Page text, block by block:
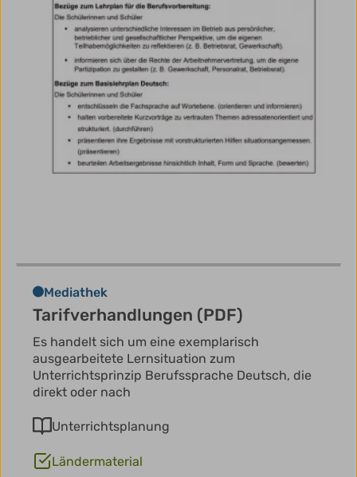
Mediathek
Tarifverhandlungen (PDF)
Es handelt sich um eine exemplarisch
ausgearbeitete Lernsituation zum
Unterrichtsprinzip Berufssprache Deutsch, die
direkt oder nach
Unterrichtsplanung
Ländermaterial